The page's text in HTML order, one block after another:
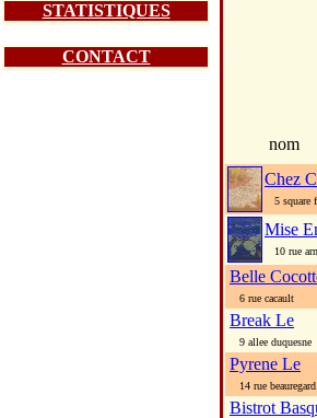
STATISTIQUES
CONTACT
nom
Chez
5 square
Mise
10 rue
Belle
6 rue cacault
Break Le
9 allee duquesne
Pyrene Le
14 rue beauregard
Bistrot